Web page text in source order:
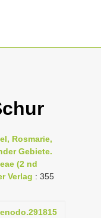
Rosmarie,
Gebiete.
(2 nd
Verlag : 355